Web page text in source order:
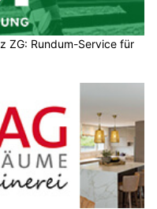
ZG: Rundum-Service für